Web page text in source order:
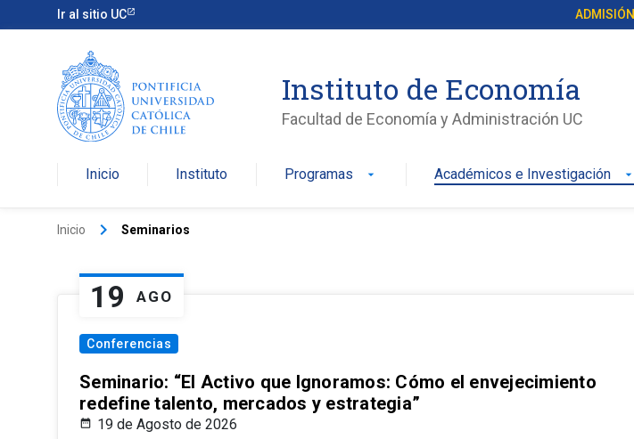
Ir al sitio UC ADMISIÓN
Instituto de Economía
Facultad de Economía y Administración UC
Inicio Instituto Programas arrow_drop_down Académicos e Investigación arrow_drop_down
Inicio keyboard_arrow_right Seminarios
19 AGO
Conferencias
Seminario: “El Activo que Ignoramos: Cómo el envejecimiento
redefine talento, mercados y estrategia”
19 de Agosto de 2026